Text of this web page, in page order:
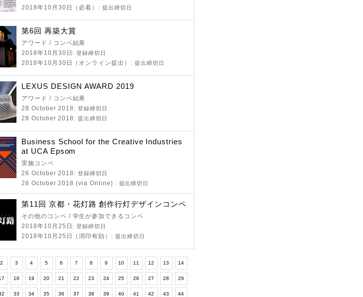
2018年10月30日（必着） : 提出締切日
第6回 再築大賞
アワード / コンペ結果
2018年10月30日 : 登録締切日
2018年10月30日（オンライン提出） : 提出締切日
LEXUS DESIGN AWARD 2019
アワード / コンペ結果
28 October 2018 : 登録締切日
28 October 2018 : 提出締切日
Business School for the Creative Industries
at UCA Epsom
実施コンペ
26 October 2018 : 登録締切日
26 October 2018 (via Online) : 提出締切日
第11回 京都・花灯路 創作行灯デザインコンペ
その他のコンペ / 学生が参加できるコンペ
2018年10月25日 : 登録締切日
2018年10月25日（消印有効） : 提出締切日
2 3 4 5 6 7 8 9 10 11 12 13 14
18 19 20 21 22 23 24 25 26 27 28 29
33 34 35 36 37 38 39 40 41 42 43 44